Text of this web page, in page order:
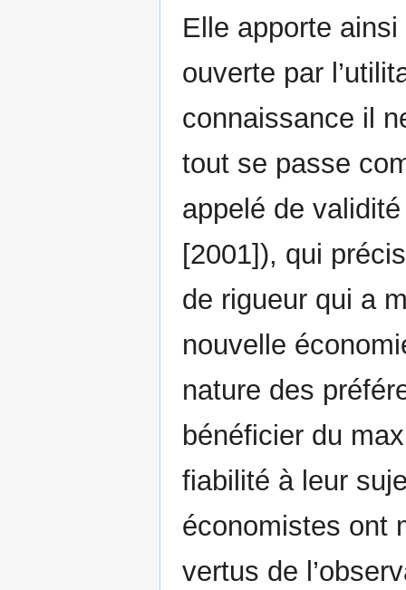
Elle apporte
ouverte par
connaissance il
tout se passe
appelé de
[2001]), qui
de rigueur qui a
nouvelle
nature des
bénéficier du
fiabilité à leur
économistes ont
vertus de